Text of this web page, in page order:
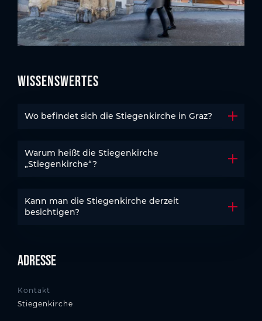
Wissenswertes
Wo befindet sich die Stiegenkirche in Graz?
Warum heißt die Stiegenkirche
„Stiegenkirche“?
Kann man die Stiegenkirche derzeit
besichtigen?
Adresse
Kontakt
Stiegenkirche